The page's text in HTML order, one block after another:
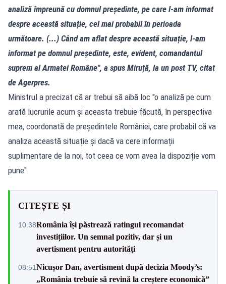
analiză împreună cu domnul președinte, pe care l-am informat
despre această situație, cel mai probabil în perioada
următoare. (...) Când am aflat despre această situație, l-am
informat pe domnul președinte, este, evident, comandantul
suprem al Armatei Române", a spus Miruță, la un post TV, citat
de Agerpres.
Ministrul a precizat că ar trebui să aibă loc "o analiză pe cum
arată lucrurile acum și aceasta trebuie făcută, în perspectiva
mea, coordonată de președintele României, care probabil că va
analiza această situație și dacă va cere informații
suplimentare de la noi, tot ceea ce vom avea la dispoziție vom
pune''.
CITEȘTE ȘI
10:38România își păstrează ratingul recomandat
investițiilor. Un semnal pozitiv, dar și un
avertisment pentru autorități
08:51Nicușor Dan, avertisment după decizia Moody’s:
„România trebuie să revină la creștere economică”